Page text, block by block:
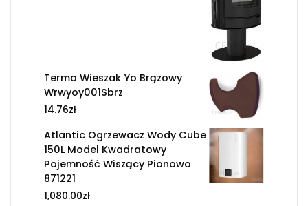
Terma Wieszak Yo Brązowy
Wrwyoy001Sbrz
14.76zł
Atlantic Ogrzewacz Wody Cube
150L Model Kwadratowy
Pojemność Wiszący Pionowo
871221
1,080.00zł